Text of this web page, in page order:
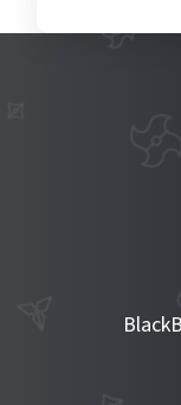
számára. Na